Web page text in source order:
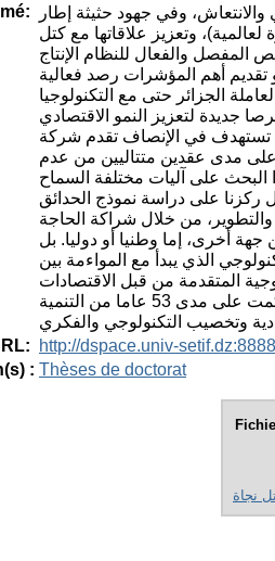
وفي جهود حثيثة إطار
وتعزيز علاقاتها مع كتل
المفصل والفعال للنظام الإنتاج
أهم المؤشرات رصد فعالية
الجزائر حتى مع التكنولوجيا
جديدة لتعزيز النمو الاقتصادي
تستهدف في الإنصاف تقدم شركة
على مدى عقدين متتاليين من عدم
البحث على آليات مختلفة السماح
ركزنا على دراسة نموذج الحدائق
والتطوير، من خلال شراكة الحاجة
أخرى، إما وطنيا أو دوليا. بل
الذي يبدأ مع المواءمة بين
المتقدمة من قبل الاقتصادات
المتقدمة، أو تحتاج إلى إشراك الشركة في إنتاج التكنولوجيا الخاصة بها من خلال استغلال الموارد المختلفة التي تراكمت على مدى 53 عاما من التنمية
http://dspace.univ-
: Thèses de doctorat